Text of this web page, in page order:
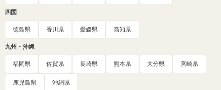
四国
徳島県 香川県 愛媛県 高知県
九州・沖縄
福岡県 佐賀県 長崎県 熊本県 大分県 宮崎県
鹿児島県 沖縄県